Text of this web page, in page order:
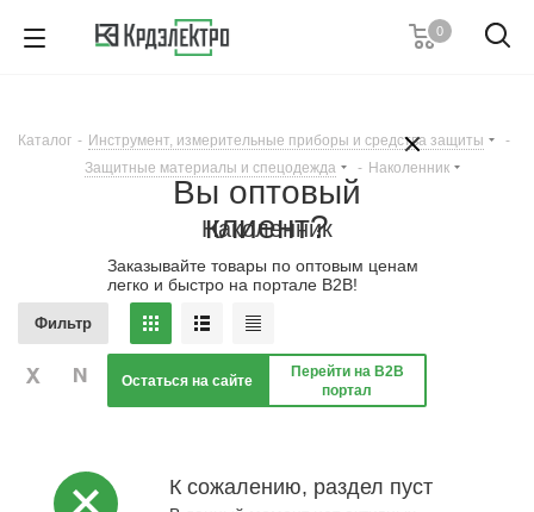
0
Заказать звонок
Каталог - Инструмент, измерительные приборы и средства защиты
-
Защитные материалы и спецодежда
- Наколенник
Наколенник
Фильтр
К сожалению, раздел пуст
Вы оптовый
клиент?
Заказывайте товары по оптовым ценам
легко и быстро на портале B2B!
Остаться на сайте
Перейти на B2B
портал